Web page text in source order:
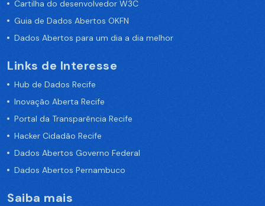
Cartilha do desenvolvedor W3C
Guia de Dados Abertos OKFN
Dados Abertos para um dia a dia melhor
Links de Interesse
Hub de Dados Recife
Inovação Aberta Recife
Portal da Transparência Recife
Hacker Cidadão Recife
Dados Abertos Governo Federal
Dados Abertos Pernambuco
Saiba mais